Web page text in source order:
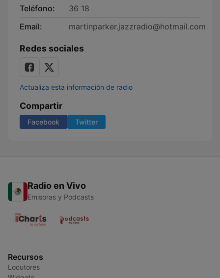
Teléfono:
36 18
Email:
martinparker.jazzradio@hotmail.com
Redes sociales
Actualiza esta información de radio
Compartir
Facebook Twitter
Radio en Vivo
Emisoras y Podcasts
Recursos
Locutores